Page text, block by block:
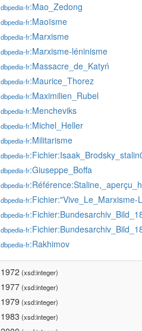
dbpedia-fr:Mao_Zedong
dbpedia-fr:Maoïsme
dbpedia-fr:Marxisme
dbpedia-fr:Marxisme-léninisme
dbpedia-fr:Massacre_de_Katyń
dbpedia-fr:Maurice_Thorez
dbpedia-fr:Maximilien_Rubel
dbpedia-fr:Mencheviks
dbpedia-fr:Michel_Heller
dbpedia-fr:Militarisme
dbpedia-fr
dbpedia-fr:Giuseppe_Boffa
dbpedia-fr
dbpedia-fr:Fichier:"Vive_Le_Marxisme-
dbpedia-fr
dbpedia-fr
dbpedia-fr:Rakhimov
1972 (xsd:integer)
1977(xsd:integer)
1979 (xsd:integer)
1983 (xsd:integer)